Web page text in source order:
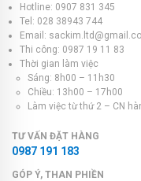
Hotline: 0907 831 345
Tel: 028 38943 744
Email:
Thi công: 0987 19 11 83
Thời gian làm việc
Sáng: 8h00 – 11h30
Chiều: 13h00 – 17h00
Làm việc từ thứ 2 – CN
TƯ VẤN ĐẶT HÀNG
0987 191 183
GÓP Ý, THAN PHIỀN